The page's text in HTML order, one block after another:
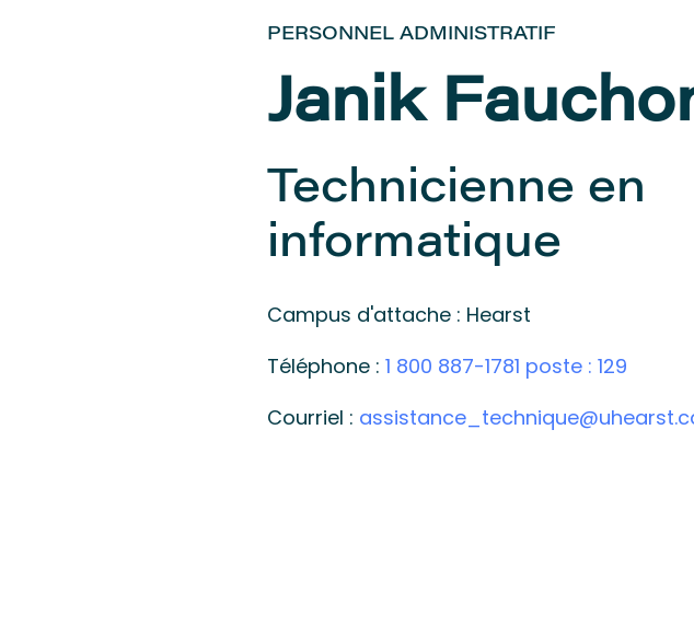
PERSONNEL ADMINISTRATIF
Janik
Technicienne en
informatique
Campus d'attache : Hearst
Téléphone : 1 800 887-1781 poste : 129
Courriel :